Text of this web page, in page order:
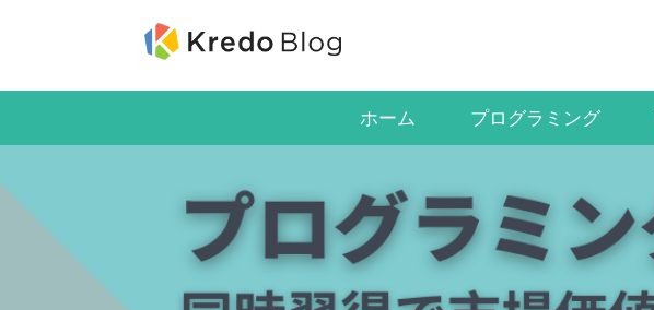
ホーム プログラミング